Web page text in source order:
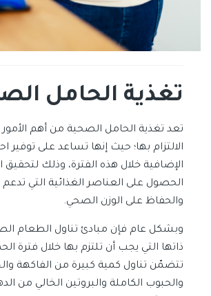
تغذية الحامل
تعد تغذية الحامل الصحية من أهم
الالتزام بها؛ حيث إنها تساعد على توفير
الإضافية خلال هذه الفترة، وذلك لتحقيق
الحصول على العناصر الغذائية التي تدعم
والحفاظ على الوزن الصحي.
وبشكل عام فإن مبادئ تناول الطعام
ذاتها التي يجب أن تلتزم بها خلال فترة
تتضمّن تناول كمية كبيرة من الفاكهة
والحبوب الكاملة والبروتين الخالي من